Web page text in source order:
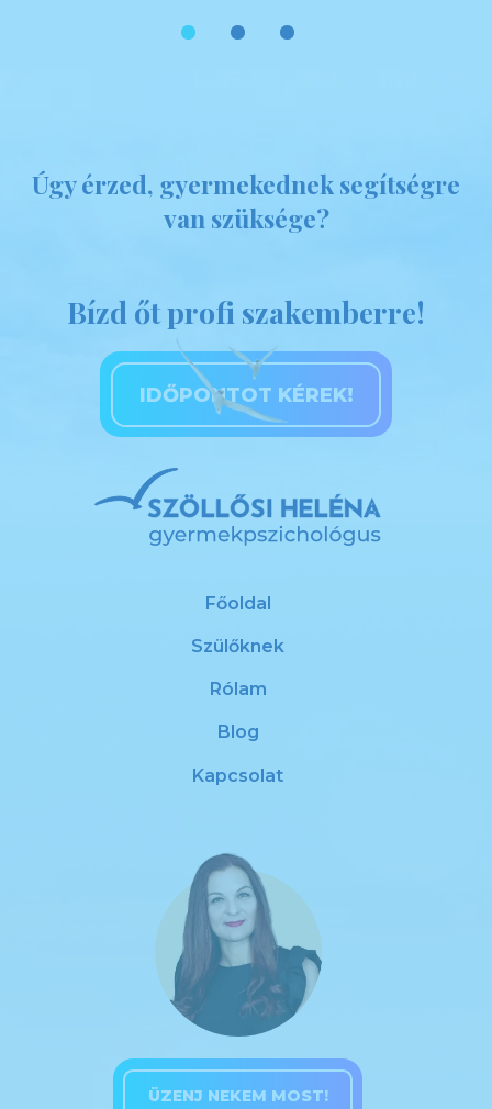
Úgy érzed, gyermekednek segítségre
van szüksége?
Bízd őt profi szakemberre!
IDŐPONTOT KÉREK!
Főoldal
Szülőknek
Rólam
Blog
Kapcsolat
ÜZENJ NEKEM MOST!